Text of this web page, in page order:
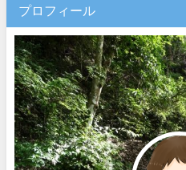
プロフィール